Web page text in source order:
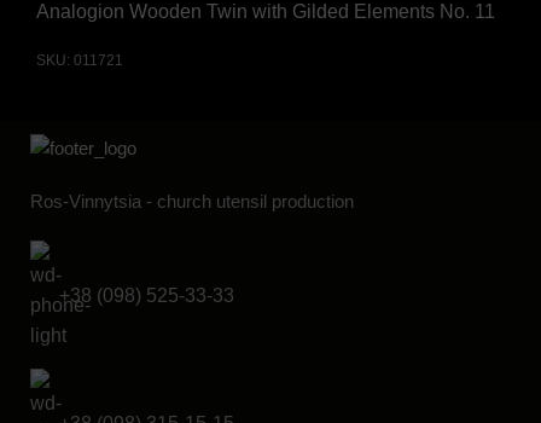
Analogion Wooden Twin with Gilded Elements No. 11
SKU: 011721
Ros-Vinnytsia - church utensil production
+38 (098) 525-33-33